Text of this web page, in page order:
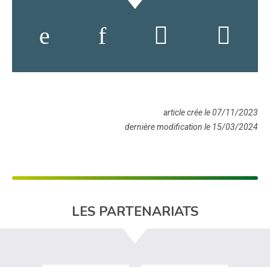
article crée le 07/11/2023
dernière modification le 15/03/2024
LES PARTENARIATS